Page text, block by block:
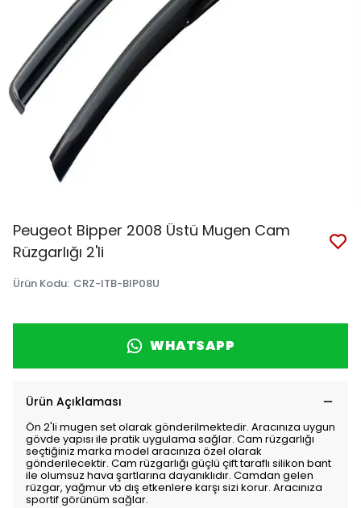
Peugeot Bipper 2008 Üstü Mugen Cam
Rüzgarlığı 2'li
Ürün Kodu: CRZ-ITB-BIP08U
WHATSAPP
Ürün Açıklaması
Ön 2'li mugen set olarak gönderilmektedir. Aracınıza uygun
gövde yapısı ile pratik uygulama sağlar. Cam rüzgarlığı
seçtiğiniz marka model aracınıza özel olarak
gönderilecektir. Cam rüzgarlığı güçlü çift taraflı silikon bant
ile olumsuz hava şartlarına dayanıklıdır. Camdan gelen
rüzgar, yağmur vb dış etkenlere karşı sizi korur. Aracınıza
sportif görünüm sağlar.